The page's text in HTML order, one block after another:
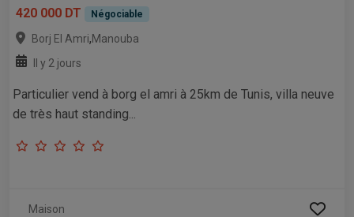
420 000 DT
Négociable
Borj El Amri,Manouba
Il y 2 jours
Particulier vend à borg el amri à 25km de Tunis, villa neuve
de très haut standing...
Maison